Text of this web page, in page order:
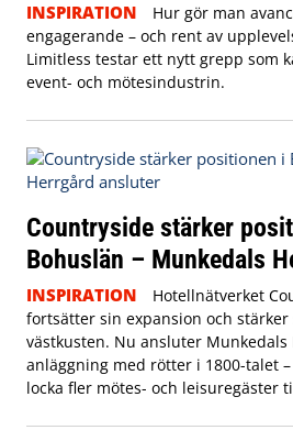
INSPIRATION
Hur gör man
engagerande – och rent av
Limitless testar ett nytt grepp som
event- och mötesindustrin.
Countryside stärker
Bohuslän – Munkedals
INSPIRATION
Hotellnätverket
fortsätter sin expansion och
västkusten. Nu ansluter
anläggning med rötter i 1800-talet
locka fler mötes- och leisuregäster